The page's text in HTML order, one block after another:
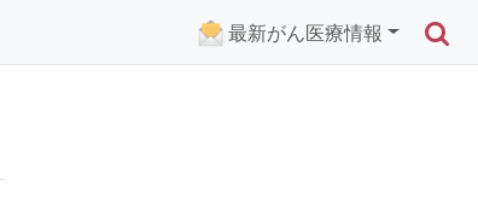
最新がん医療情報